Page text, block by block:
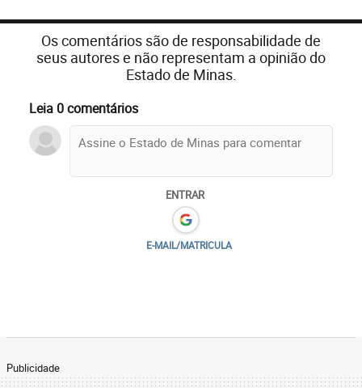
Os comentários são de responsabilidade de
seus autores e não representam a opinião do
Estado de Minas.
Leia 0 comentários
ENTRAR
E-MAIL/MATRICULA
Publicidade